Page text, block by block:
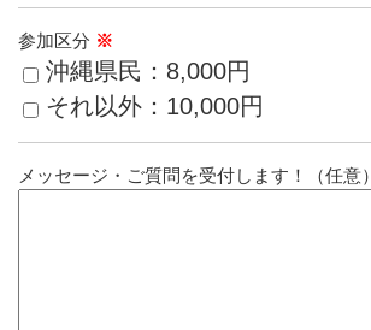
参加区分 ※
沖縄県民：8,000円
それ以外：10,000円
メッセージ・ご質問を受付します！（任意）